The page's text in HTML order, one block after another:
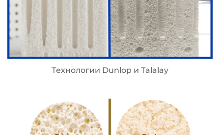
Технологии Dunlop и Talalay